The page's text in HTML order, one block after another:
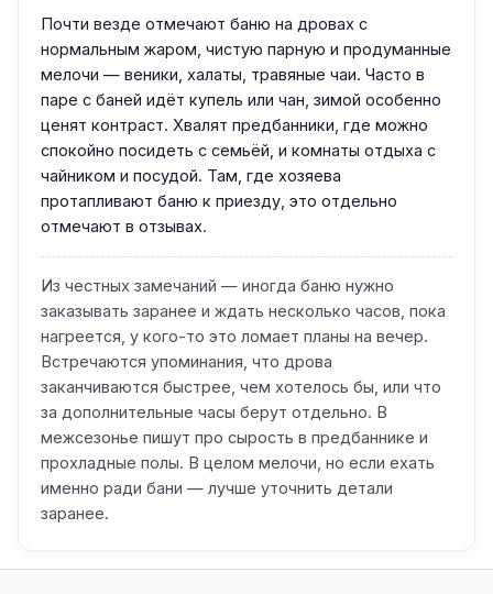
Почти везде отмечают баню на дровах с
нормальным жаром, чистую парную и продуманные
мелочи — веники, халаты, травяные чаи. Часто в
паре с баней идёт купель или чан, зимой особенно
ценят контраст. Хвалят предбанники, где можно
спокойно посидеть с семьёй, и комнаты отдыха с
чайником и посудой. Там, где хозяева
протапливают баню к приезду, это отдельно
отмечают в отзывах.
Из честных замечаний — иногда баню нужно
заказывать заранее и ждать несколько часов, пока
нагреется, у кого-то это ломает планы на вечер.
Встречаются упоминания, что дрова
заканчиваются быстрее, чем хотелось бы, или что
за дополнительные часы берут отдельно. В
межсезонье пишут про сырость в предбаннике и
прохладные полы. В целом мелочи, но если ехать
именно ради бани — лучше уточнить детали
заранее.